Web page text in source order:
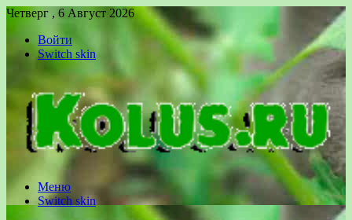
Четверг , 6 Август 2026
Войти
Switch skin
Меню
Switch skin